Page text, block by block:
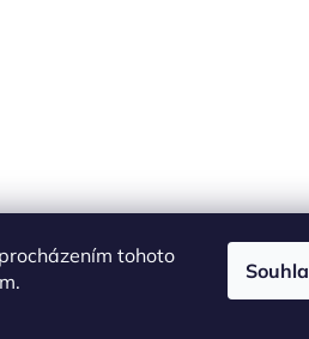
tohoto
Energy Kontakty